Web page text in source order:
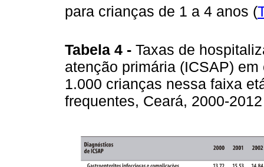
para crianças de 1 a 4 anos (
Tabela 4 - Taxas de
atenção primária (ICSAP)
1.000 crianças nessa faixa
frequentes, Ceará, 2000-